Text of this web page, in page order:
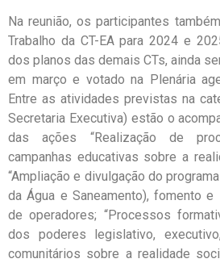
Na reunião, os participantes
Trabalho da CT-EA para 2024 e
dos planos das demais CTs, ainda
em março e votado na Plenária
Entre as atividades previstas na
Secretaria Executiva) estão o
das ações “Realização de
campanhas educativas sobre a
“Ampliação e divulgação do
da Água e Saneamento), fomento e
de operadores; “Processos
dos poderes legislativo,
comunitários sobre a realidade